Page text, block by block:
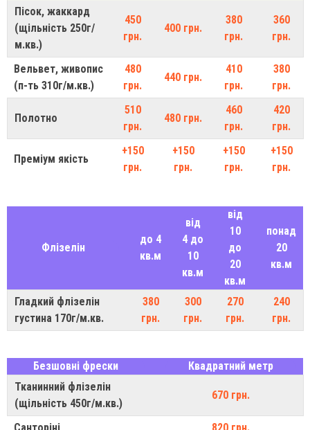
Пісок, жаккард
(щільність 250г/
м.кв.)
450
грн.
400 грн.
380
грн.
360
грн.
Вельвет, живопис
(п-ть 310г/м.кв.)
480
грн.
440 грн.
410
грн.
380
грн.
Полотно
510
грн.
480 грн.
460
грн.
420
грн.
Преміум якість
+150
грн.
+150
грн.
+150
грн.
+150
грн.
Флізелін
до 4
кв.м
від
4 до
10
кв.м
від
10
до
20
кв.м
понад
20
кв.м
Гладкий флізелін
густина 170г/м.кв.
380
грн.
300
грн.
270
грн.
240
грн.
Безшовні фрески
Квадратний метр
Тканинний флізелін
(щільність 450г/м.кв.)
670 грн.